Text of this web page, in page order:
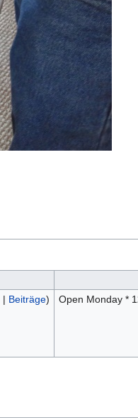
| Beiträge) Open Monday *